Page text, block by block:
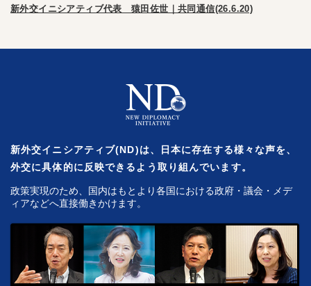
新外交イニシアティブ代表 猿田佐世｜共同通信(26.6.20)
新外交イニシアティブ(ND)は、日本に存在する様々な声を、
外交に具体的に反映できるよう取り組んでいます。
政策実現のため、国内はもとより各国における政府・議会・メデ
ィアなどへ直接働きかけます。